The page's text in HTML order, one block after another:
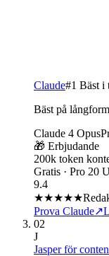
Claude#1 Bäst i
Bäst på
Claude 4 Opus
🎁 Erbjudande
200k token
Gratis · Pro 20
9.4
★★★★★
Prova Claude↗
02
J
Jasper för